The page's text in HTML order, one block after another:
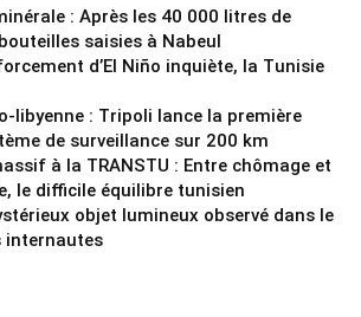
: Après les 40 000 litres de
saisies à Nabeul
d’El Niño inquiète, la Tunisie
libyenne : Tripoli lance la première
de surveillance sur 200 km
à la TRANSTU : Entre chômage et
le difficile équilibre tunisien
objet lumineux observé dans le
internautes